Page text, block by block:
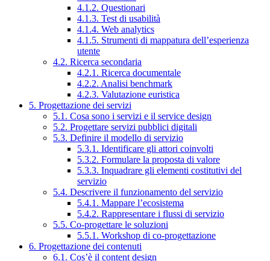
4.1.2. Questionari
4.1.3. Test di usabilità
4.1.4. Web analytics
4.1.5. Strumenti di mappatura dell’esperienza
utente
4.2. Ricerca secondaria
4.2.1. Ricerca documentale
4.2.2. Analisi benchmark
4.2.3. Valutazione euristica
5. Progettazione dei servizi
5.1. Cosa sono i servizi e il service design
5.2. Progettare servizi pubblici digitali
5.3. Definire il modello di servizio
5.3.1. Identificare gli attori coinvolti
5.3.2. Formulare la proposta di valore
5.3.3. Inquadrare gli elementi costitutivi del
servizio
5.4. Descrivere il funzionamento del servizio
5.4.1. Mappare l’ecosistema
5.4.2. Rappresentare i flussi di servizio
5.5. Co-progettare le soluzioni
5.5.1. Workshop di co-progettazione
6. Progettazione dei contenuti
6.1. Cos’è il content design